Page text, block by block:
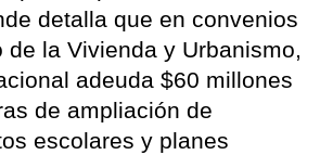
detalla que en convenios
de la Vivienda y Urbanismo,
adeuda $60 millones
de ampliación de
escolares y planes